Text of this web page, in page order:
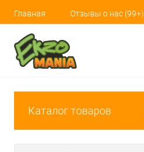
Главная Отзывы о нас (99+)
Каталог товаров